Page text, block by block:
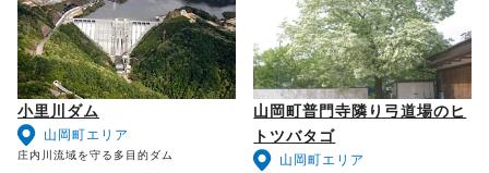
小里川ダム
山岡町エリア
庄内川流域を守る多目的ダム
山岡町普門寺隣り弓道場のヒ
トツバタゴ
山岡町エリア